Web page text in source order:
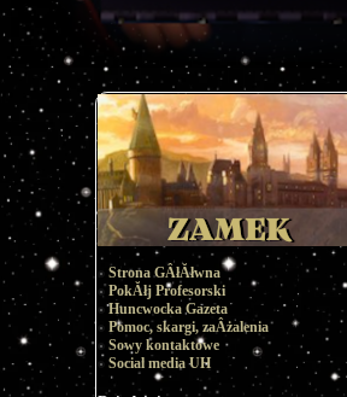
Strona GÂłĂłwna
PokĂłj Profesorski
Huncwocka Gazeta
Pomoc, skargi, zaÂżalenia
Sowy kontaktowe
Social media UH